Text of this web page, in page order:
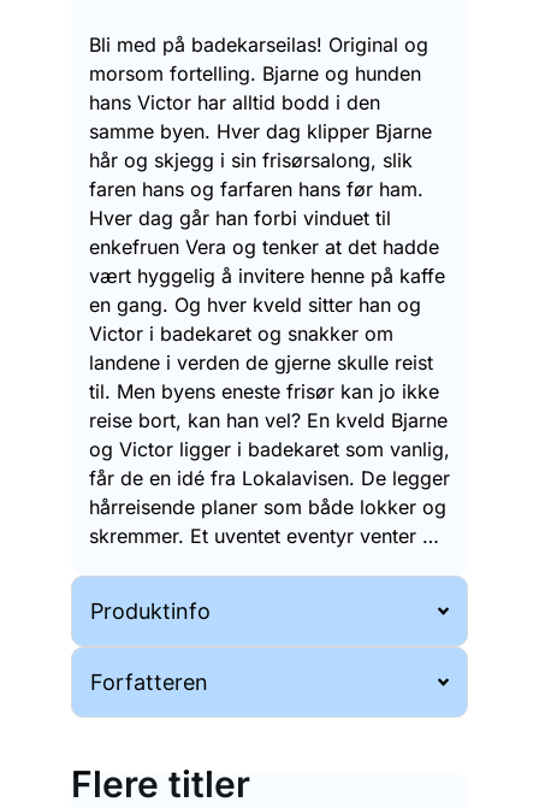
Bli med på badekarseilas! Original og
morsom fortelling. Bjarne og hunden
hans Victor har alltid bodd i den
samme byen. Hver dag klipper Bjarne
hår og skjegg i sin frisørsalong, slik
faren hans og farfaren hans før ham.
Hver dag går han forbi vinduet til
enkefruen Vera og tenker at det hadde
vært hyggelig å invitere henne på kaffe
en gang. Og hver kveld sitter han og
Victor i badekaret og snakker om
landene i verden de gjerne skulle reist
til. Men byens eneste frisør kan jo ikke
reise bort, kan han vel? En kveld Bjarne
og Victor ligger i badekaret som vanlig,
får de en idé fra Lokalavisen. De legger
hårreisende planer som både lokker og
skremmer. Et uventet eventyr venter …
Produktinfo
Forfatteren
Flere titler